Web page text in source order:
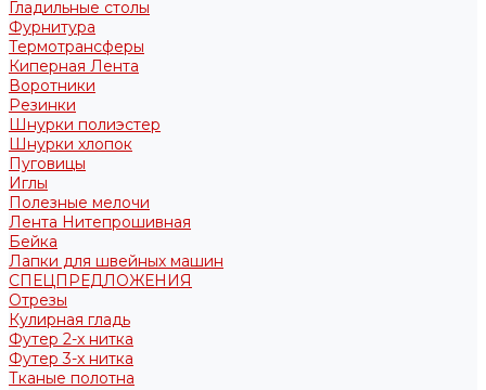
Гладильные столы
Фурнитура
Термотрансферы
Киперная Лента
Воротники
Резинки
Шнурки полиэстер
Шнурки хлопок
Пуговицы
Иглы
Полезные мелочи
Лента Нитепрошивная
Бейка
Лапки для швейных машин
СПЕЦПРЕДЛОЖЕНИЯ
Отрезы
Кулирная гладь
Футер 2-х нитка
Футер 3-х нитка
Тканые полотна